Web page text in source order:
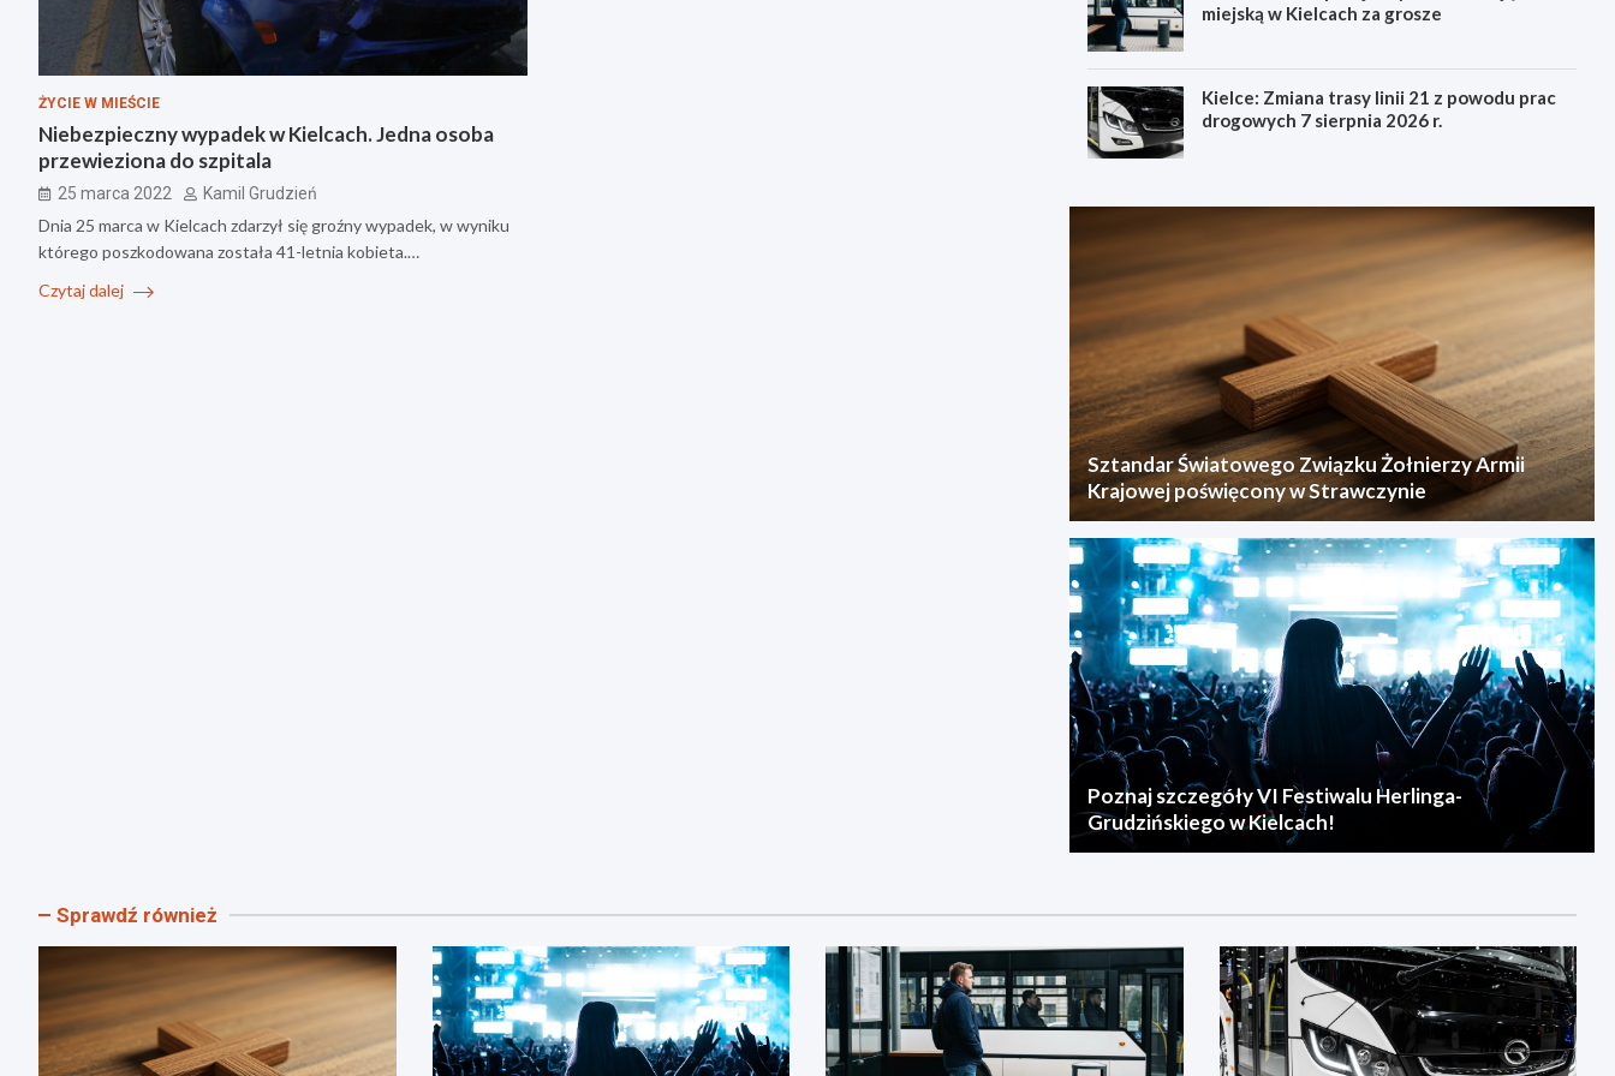
ŻYCIE W MIEŚCIE
Niebezpieczny wypadek w Kielcach. Jedna osoba
przewieziona do szpitala
25 marca 2022 Kamil Grudzień
Dnia 25 marca w Kielcach zdarzył się groźny wypadek, w wyniku
którego poszkodowana została 41-letnia kobieta.…
Czytaj dalej
miejską w Kielcach za grosze
Kielce: Zmiana trasy linii 21 z powodu prac
drogowych 7 sierpnia 2026 r.
Sztandar Światowego Związku Żołnierzy Armii
Krajowej poświęcony w Strawczynie
Poznaj szczegóły VI Festiwalu Herlinga-
Grudzińskiego w Kielcach!
Sprawdź również